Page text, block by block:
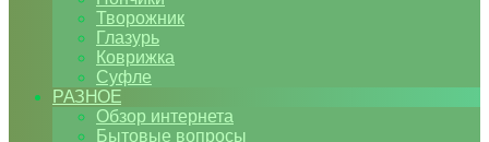
Творожник
Глазурь
Коврижка
Суфле
РАЗНОЕ
Обзор интернета
Бытовые вопросы